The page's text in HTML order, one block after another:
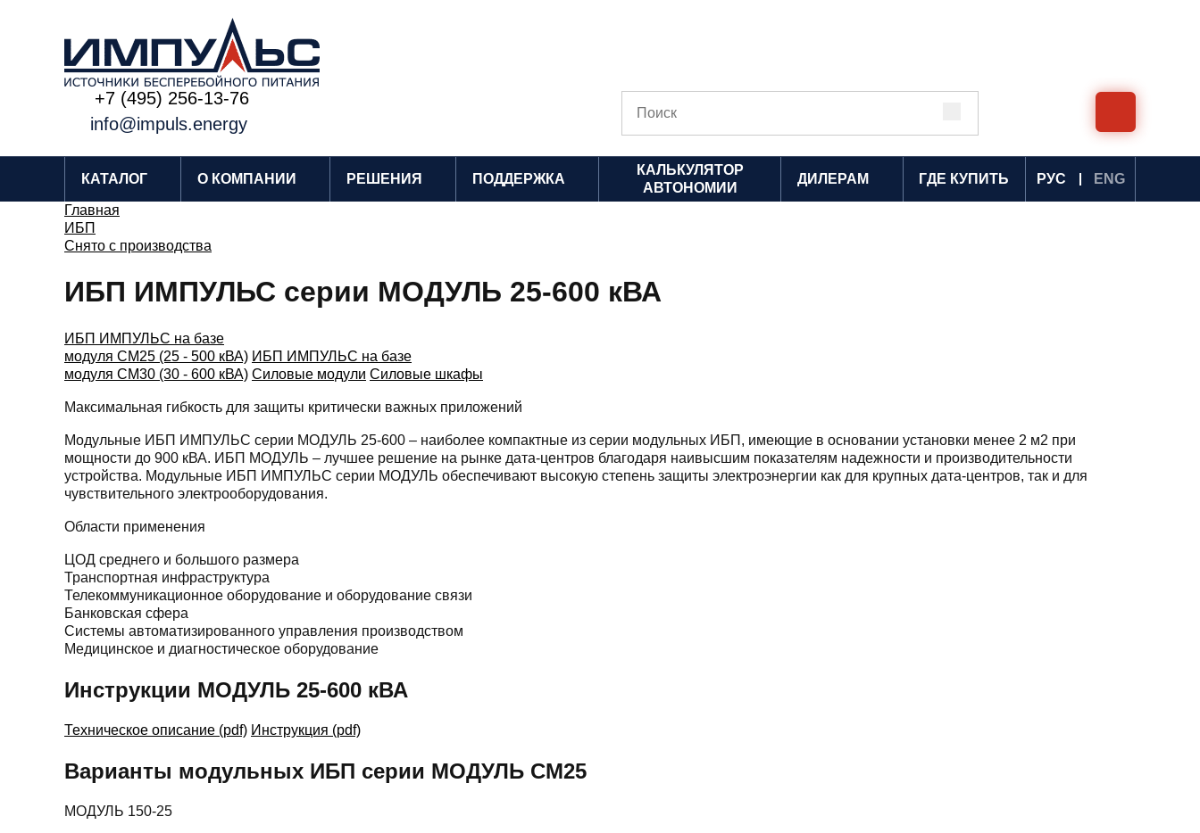
+7 (495) 256-13-76
info@impuls.energy
КАТАЛОГ О КОМПАНИИ РЕШЕНИЯ ПОДДЕРЖКА
КАЛЬКУЛЯТОР
АВТОНОМИИ
ДИЛЕРАМ ГДЕ КУПИТЬ РУС ENG
Главная
ИБП
Снято с производства
ИБП ИМПУЛЬС серии МОДУЛЬ 25-600 кВА
ИБП ИМПУЛЬС на базе
модуля СМ25 (25 - 500 кВА) ИБП ИМПУЛЬС на базе
модуля СМ30 (30 - 600 кВА) Силовые модули Силовые шкафы
Максимальная гибкость для защиты критически важных приложений
Модульные ИБП ИМПУЛЬС серии МОДУЛЬ 25-600 – наиболее компактные из серии модульных ИБП, имеющие в основании установки менее 2 м2 при
мощности до 900 кВА. ИБП МОДУЛЬ – лучшее решение на рынке дата-центров благодаря наивысшим показателям надежности и производительности
устройства. Модульные ИБП ИМПУЛЬС серии МОДУЛЬ обеспечивают высокую степень защиты электроэнергии как для крупных дата-центров, так и для
чувствительного электрооборудования.
Области применения
ЦОД среднего и большого размера
Транспортная инфраструктура
Телекоммуникационное оборудование и оборудование связи
Банковская сфера
Системы автоматизированного управления производством
Медицинское и диагностическое оборудование
Инструкции МОДУЛЬ 25-600 кВА
Техническое описание (pdf) Инструкция (pdf)
Варианты модульных ИБП серии МОДУЛЬ СМ25
МОДУЛЬ 150-25